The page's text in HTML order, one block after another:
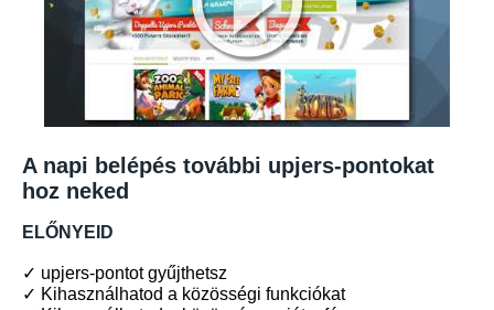
A napi belépés további upjers-pontokat
hoz neked
ELŐNYEID
✓ upjers-pontot gyűjthetsz
✓ Kihasználhatod a közösségi funkciókat